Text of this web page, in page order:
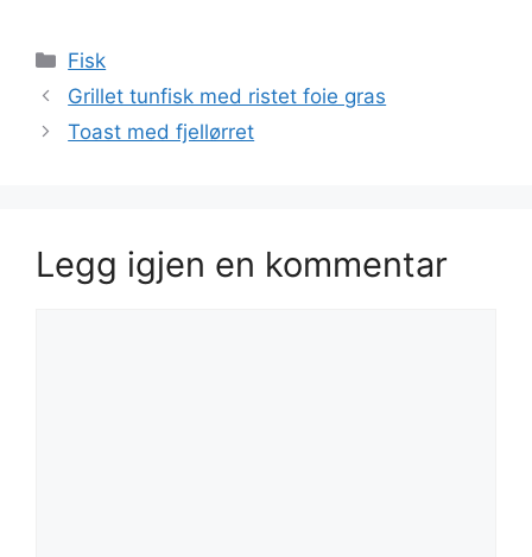
Kategorier
Fisk
Grillet tunfisk med ristet foie gras
Toast med fjellørret
Legg igjen en kommentar